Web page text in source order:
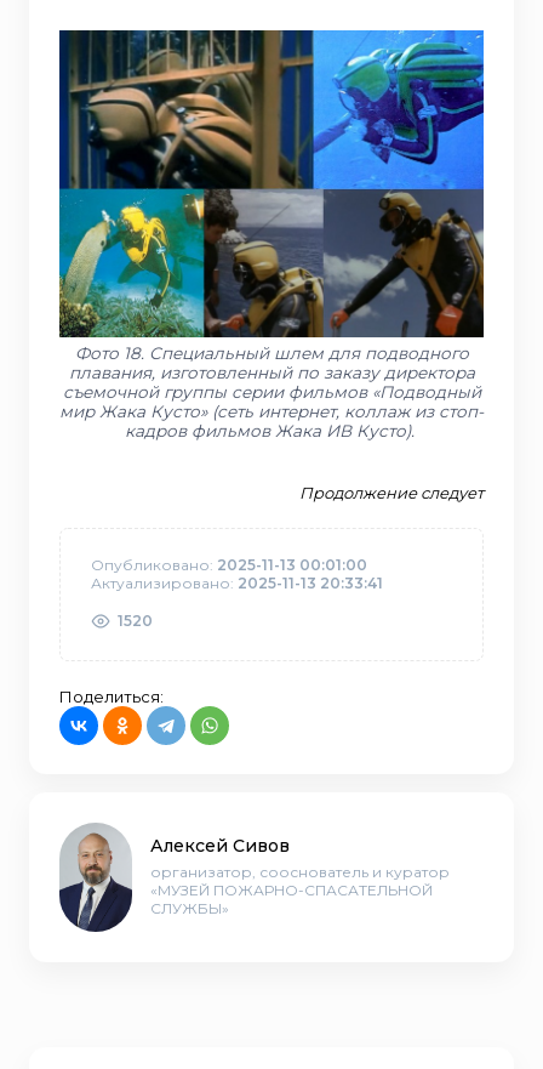
Фото 18. Специальный шлем для подводного
плавания, изготовленный по заказу директора
съемочной группы серии фильмов «Подводный
мир Жака Кусто» (сеть интернет, коллаж из стоп-
кадров фильмов Жака ИВ Кусто).
Продолжение следует
Опубликовано: 2025-11-13 00:01:00
Актуализировано: 2025-11-13 20:33:41
1520
Поделиться:
Алексей Сивов
организатор, сооснователь и куратор
«МУЗЕЙ ПОЖАРНО-СПАСАТЕЛЬНОЙ
СЛУЖБЫ»